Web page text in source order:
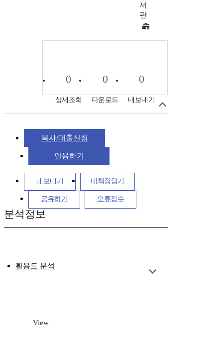
서
관
0
상세조회
0
다운로드
0
내보내기
복사/대출신청
인용하기
내보내기 내책장담기
공유하기 오류접수
분석정보
활용도 분석
View